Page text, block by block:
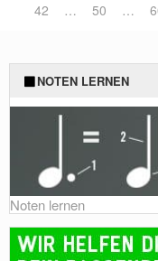
42
… 50 …
NOTEN LERNEN
Noten lernen